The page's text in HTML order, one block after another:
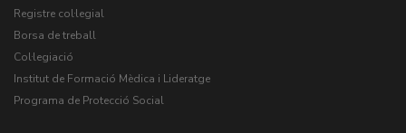
Registre col·legial
Borsa de treball
Col·legiació
Institut de Formació Mèdica i Lideratge
Programa de Protecció Social